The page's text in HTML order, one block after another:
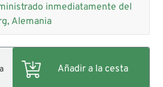
inmediatamente del
Alemania